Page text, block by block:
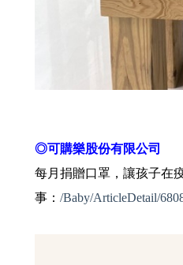
◎可購樂股份有限公司
每月捐贈口罩，讓孩子在
事： /Baby/ArticleDetail/